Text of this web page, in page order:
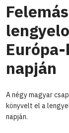
napján
A négy magyar
könyvelt el a
napján.